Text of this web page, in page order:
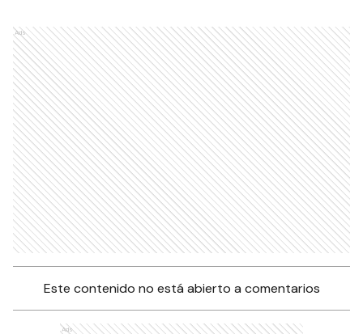
Ads
Este contenido no está abierto a comentarios
Ads